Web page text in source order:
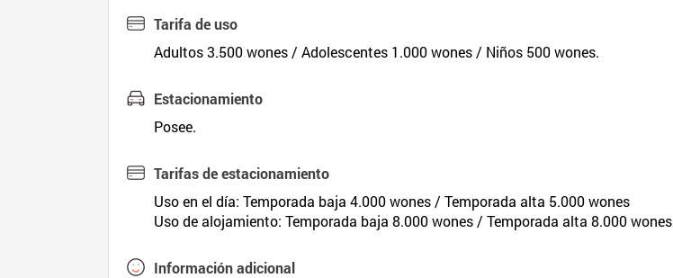
Tarifa de uso
Adultos 3.500 wones / Adolescentes 1.000 wones / Niños 500 wones.
Estacionamiento
Posee.
Tarifas de estacionamiento
Uso en el día: Temporada baja 4.000 wones / Temporada alta 5.000 wones
Uso de alojamiento: Temporada baja 8.000 wones / Temporada alta 8.000 wones
Información adicional